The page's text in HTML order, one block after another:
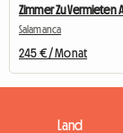
Salamanca
245 € / Monat
Land